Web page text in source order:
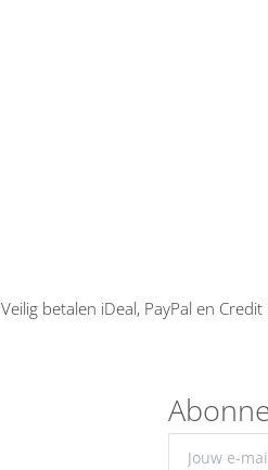
Veilig betalen iDeal, PayPal en Credit